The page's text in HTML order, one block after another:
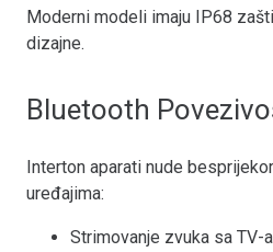
Moderni modeli imaju IP68
dizajne.
Bluetooth
Interton aparati nude
uređajima:
Strimovanje zvuka sa TV-